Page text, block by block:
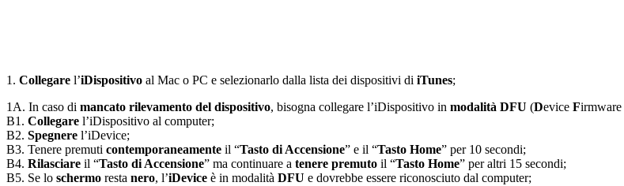
1. Collegare l’iDispositivo al Mac o PC e selezionarlo dalla lista dei dispositivi di iTunes;
1A. In caso di mancato rilevamento del dispositivo, bisogna collegare l’iDispositivo in modalità DFU (Device Firmware
B1. Collegare l’iDispositivo al computer;
B2. Spegnere l’iDevice;
B3. Tenere premuti contemporaneamente il “Tasto di Accensione” e il “Tasto Home” per 10 secondi;
B4. Rilasciare il “Tasto di Accensione” ma continuare a tenere premuto il “Tasto Home” per altri 15 secondi;
B5. Se lo schermo resta nero, l’iDevice è in modalità DFU e dovrebbe essere riconosciuto dal computer;